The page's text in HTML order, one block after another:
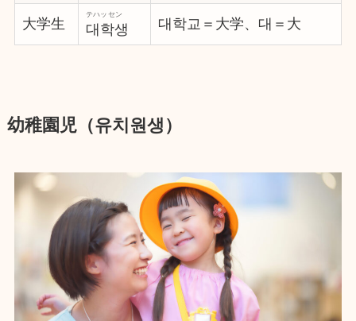
大学生 대학생
テハッセン
대학교＝大学、대＝大
幼稚園児（유치원생）